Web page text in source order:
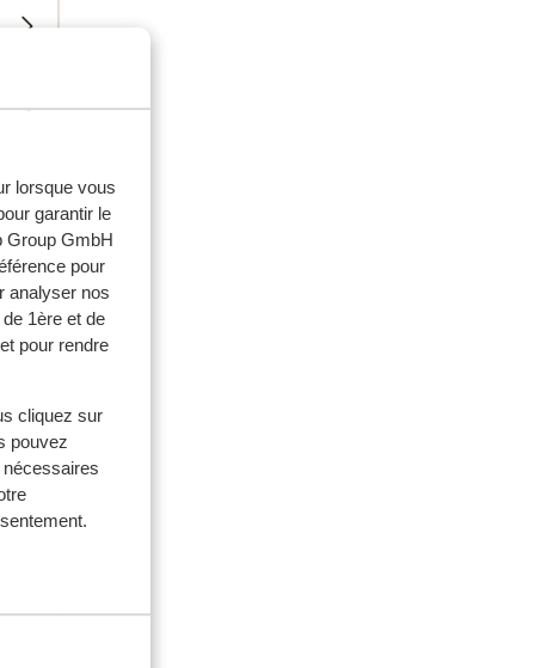
lorsque vous
garantir le
Group GmbH
pour
analyser nos
1ère et de
pour rendre
cliquez sur
pouvez